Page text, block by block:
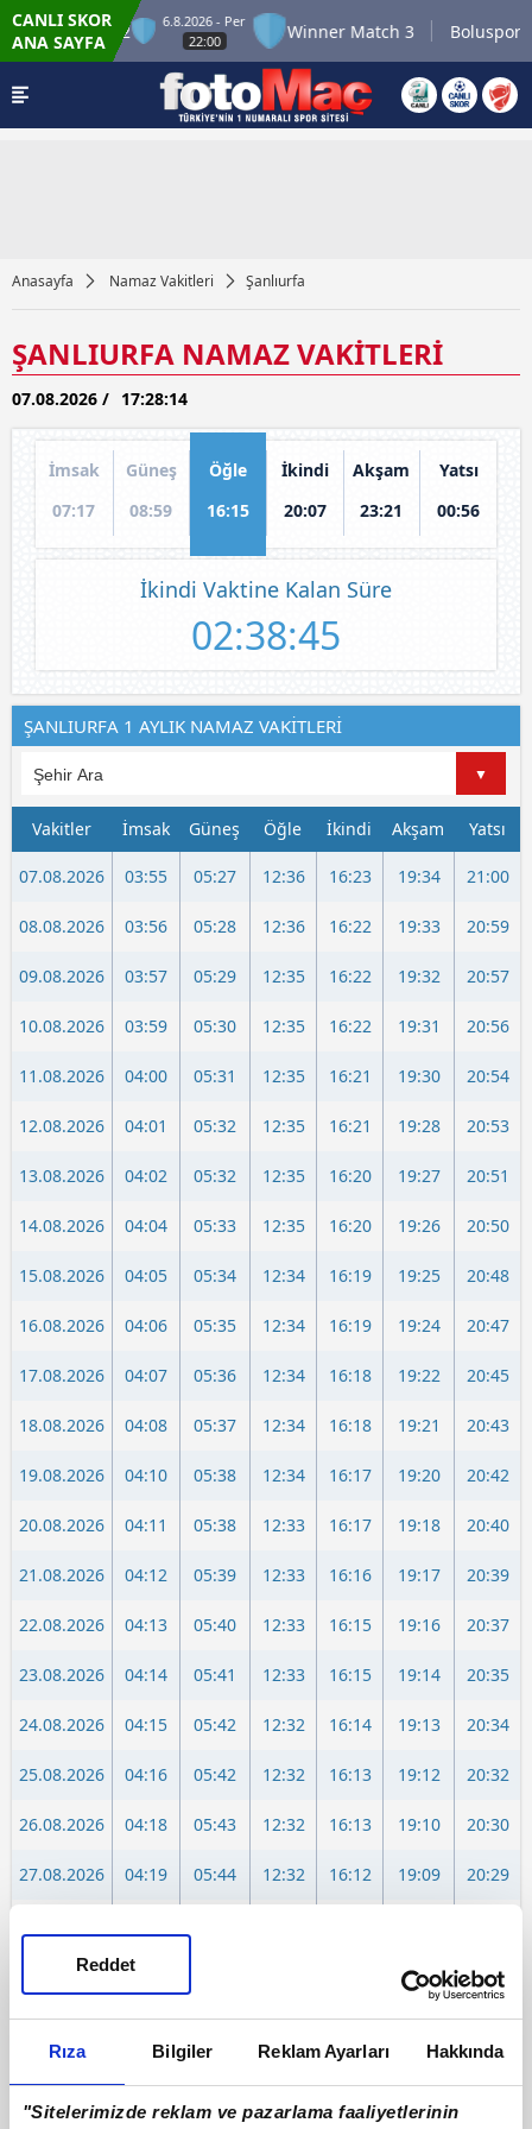
Rıza Bilgiler Reklam Ayarları Hakkında
"Sitelerimizde reklam ve pazarlama faaliyetlerinin
Reddet
CANLI SKOR
ANA SAYFA
Match 2
6.8.2026 - Per
22:00
Winner Match 3 Boluspor
Anasayfa Namaz Vakitleri Şanlıurfa
ŞANLIURFA NAMAZ VAKİTLERİ
07.08.2026 / 17:28:14
İmsak
07:17
Güneş
08:59
Öğle
16:15
İkindi
20:07
Akşam
23:21
Yatsı
00:56
İkindi Vaktine Kalan Süre
02:38:45
ŞANLIURFA 1 AYLIK NAMAZ VAKİTLERİ
Vakitler İmsak Güneş Öğle İkindi Akşam Yatsı
07.08.2026 03:55 05:27 12:36 16:23 19:34 21:00
08.08.2026 03:56 05:28 12:36 16:22 19:33 20:59
09.08.2026 03:57 05:29 12:35 16:22 19:32 20:57
10.08.2026 03:59 05:30 12:35 16:22 19:31 20:56
11.08.2026 04:00 05:31 12:35 16:21 19:30 20:54
12.08.2026 04:01 05:32 12:35 16:21 19:28 20:53
13.08.2026 04:02 05:32 12:35 16:20 19:27 20:51
14.08.2026 04:04 05:33 12:35 16:20 19:26 20:50
15.08.2026 04:05 05:34 12:34 16:19 19:25 20:48
16.08.2026 04:06 05:35 12:34 16:19 19:24 20:47
17.08.2026 04:07 05:36 12:34 16:18 19:22 20:45
18.08.2026 04:08 05:37 12:34 16:18 19:21 20:43
19.08.2026 04:10 05:38 12:34 16:17 19:20 20:42
20.08.2026 04:11 05:38 12:33 16:17 19:18 20:40
21.08.2026 04:12 05:39 12:33 16:16 19:17 20:39
22.08.2026 04:13 05:40 12:33 16:15 19:16 20:37
23.08.2026 04:14 05:41 12:33 16:15 19:14 20:35
24.08.2026 04:15 05:42 12:32 16:14 19:13 20:34
25.08.2026 04:16 05:42 12:32 16:13 19:12 20:32
26.08.2026 04:18 05:43 12:32 16:13 19:10 20:30
27.08.2026 04:19 05:44 12:32 16:12 19:09 20:29
29.08.2026 04:21 19:06 20:25
30.08.2026 04:22 05:47 12:31 16:10 19:05 20:24
01.09.2026 04:24 05:48 12:30 16:08 19:02